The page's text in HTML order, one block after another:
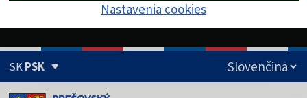
Nastavenia cookies
SKPSK